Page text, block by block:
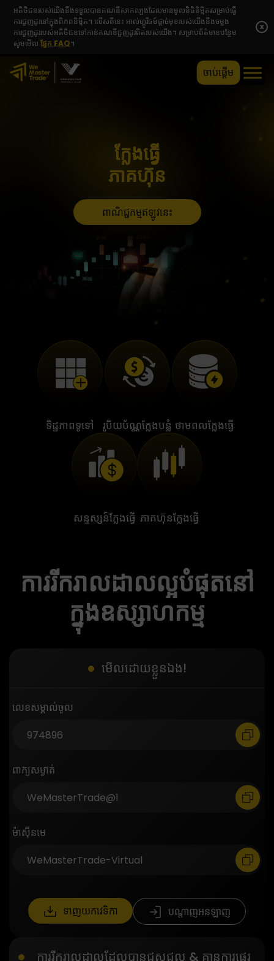
អតិថិជនរបស់យើងនឹងទទួលបានគណនីសាកល្បងដែលមានមូលនិធិនិម្មិតសម្រាប់ធ្វើ
ការជួញដូរនៅក្នុងពិភពនិម្មិត។ លើសពីនេះ អាល់ហ្គូរីធម៍ផ្តាច់មុខរបស់យើងនឹងចម្លង
ការជួញដូររបស់អតិថិជនទៅកាន់គណនីជួញដូរពិតរបស់យើង។ សម្រាប់ព័ត៌មានបន្ថែម
សូមមើលផ្នែក FAQ។
x
ចាប់ផ្តើម
ក្លែងធ្វើ
ភាគហ៊ុន
ពាណិជ្ជកម្មឥឡូវនេះ
ទិដ្ឋភាពទូទៅ រូបិយប័ណ្ណក្លែងបន្លំ ថាមពលក្លែងធ្វើ
សន្ទស្សន៍ក្លែងធ្វើ ភាគហ៊ុនក្លែងធ្វើ
ការរីករាលដាលល្អបំផុតនៅ
ក្នុងឧស្សាហកម្ម
មើលដោយខ្លួនឯង!
លេខសម្គាល់ចូល
ពាក្យសម្ងាត់
ម៉ាស៊ីនមេ
ទាញយកវេទិកា បណ្តាញអនឡាញ
ការរីករាលដាលដែលបានជួសជុល & គ្មានការផ្ទេរ